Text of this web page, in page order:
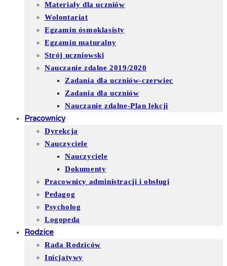
Materiały dla uczniów
Wolontariat
Egzamin ósmoklasisty
Egzamin maturalny
Strój uczniowski
Nauczanie zdalne 2019/2020
Zadania dla uczniów-czerwiec
Zadania dla uczniów
Nauczanie zdalne-Plan lekcji
Pracownicy
Dyrekcja
Nauczyciele
Nauczyciele
Dokumenty
Pracownicy administracji i obsługi
Pedagog
Psycholog
Logopeda
Rodzice
Rada Rodziców
Inicjatywy